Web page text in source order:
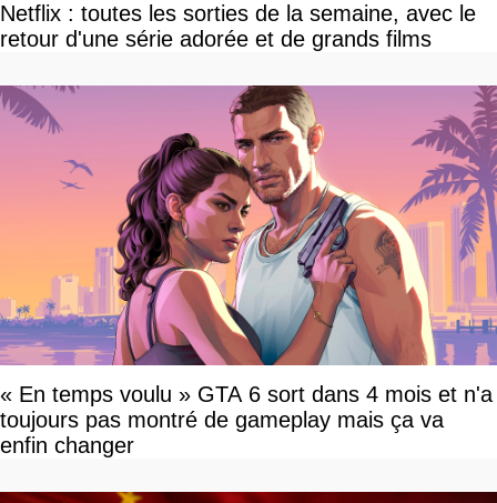
Netflix : toutes les sorties de la semaine, avec le
retour d'une série adorée et de grands films
« En temps voulu » GTA 6 sort dans 4 mois et n'a
toujours pas montré de gameplay mais ça va
enfin changer